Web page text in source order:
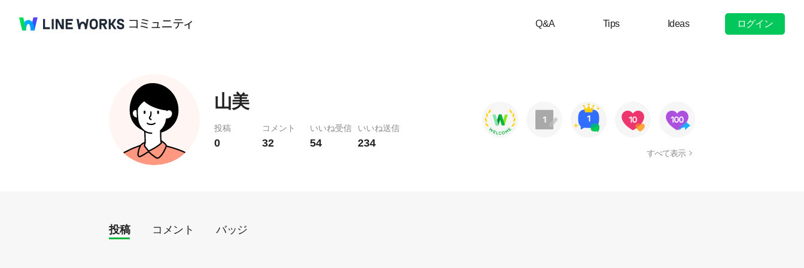
Q&A Tips Ideas ログイン
山美
投稿
0
コメント
32
いいね受信
54
いいね送信
234
すべて表示
投稿 コメント バッジ